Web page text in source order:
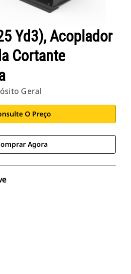
Yd3), Acoplador
Cortante
Geral
O Preço
Agora